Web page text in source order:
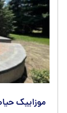
موزاییک